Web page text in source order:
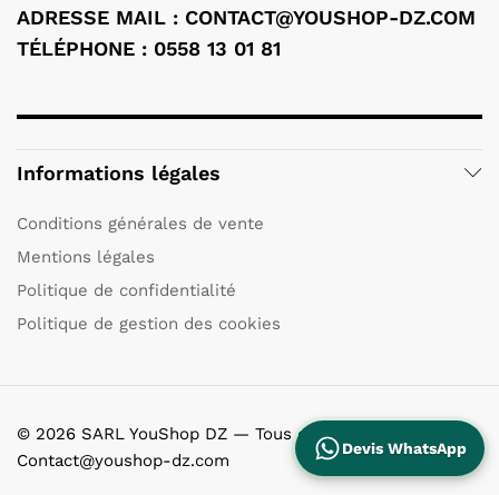
ADRESSE MAIL : CONTACT@YOUSHOP-DZ.COM
TÉLÉPHONE : 0558 13 01 81
Informations légales
Conditions générales de vente
Mentions légales
Politique de confidentialité
Politique de gestion des cookies
© 2026 SARL YouShop DZ — Tous droits réservés.
Contact@youshop-dz.com
Devis WhatsApp